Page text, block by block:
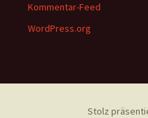
Kommentar-Feed
WordPress.org
Stolz